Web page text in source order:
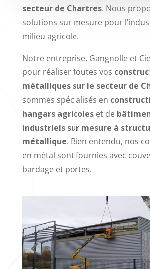
secteur de Chartres. Nous
solutions sur mesure pour
milieu agricole.
Notre entreprise, Gangnolle et
pour réaliser toutes vos
métalliques sur le secteur de
sommes spécialisés en
hangars agricoleset de
industriels sur mesure à
métallique. Bien entendu, nos
en métal sont fournies avec
bardage et portes.